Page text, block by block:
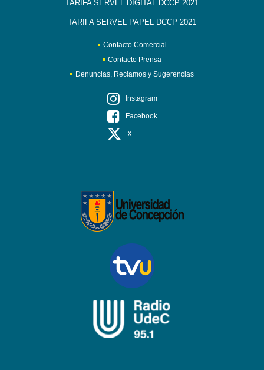
TARIFA SERVEL DIGITAL DCCP 2021
TARIFA SERVEL PAPEL DCCP 2021
Contacto Comercial
Contacto Prensa
Denuncias, Reclamos y Sugerencias
Instagram
Facebook
X